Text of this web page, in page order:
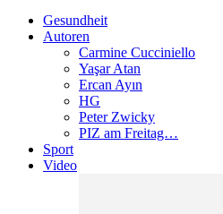
Gesundheit
Autoren
Carmine Cucciniello
Yaşar Atan
Ercan Ayın
HG
Peter Zwicky
PIZ am Freitag…
Sport
Video